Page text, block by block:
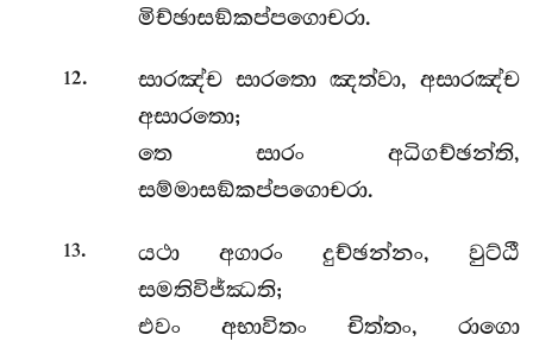
මිච්ඡාසඞ්කප්පගොචරා.
12. සාරඤ්ච සාරතො ඤත්වා, අසාරඤ්ච
අසාරතො;
තෙ සාරං අධිගච්ඡන්ති,
සම්මාසඞ්කප්පගොචරා.
13.
යථා අගාරං දුච්ඡන්නං, වුට්ඨී
සමතිවිජ්ඣති;
එවං අභාවිතං චිත්තං, රාගො